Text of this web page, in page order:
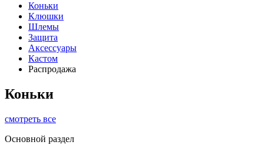
Коньки
Клюшки
Шлемы
Защита
Аксессуары
Кастом
Распродажа
Коньки
смотреть все
Основной раздел